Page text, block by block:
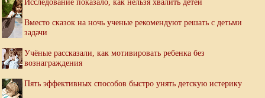
Вместо сказок на ночь ученые рекомендуют решать с детьми
задачи
Учёные рассказали, как мотивировать ребенка без
вознаграждения
Пять эффективных способов быстро унять детскую истерику